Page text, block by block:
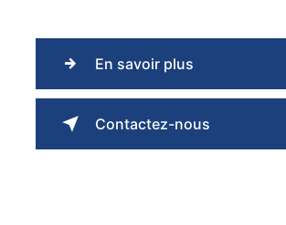
En savoir plus
Contactez-nous